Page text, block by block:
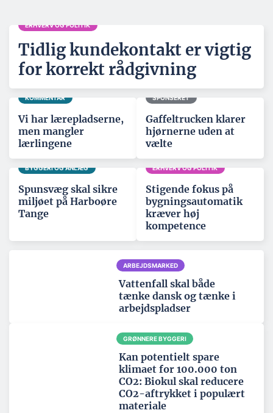
ERHVERV OG POLITIK
Tidlig kundekontakt er vigtig
for korrekt rådgivning
KOMMENTAR
Vi har lærepladserne,
men mangler
lærlingene
SPONSERET
Gaffeltrucken klarer
hjørnerne uden at
vælte
BYGGERI OG ANLÆG
Spunsvæg skal sikre
miljøet på Harboøre
Tange
ERHVERV OG POLITIK
Stigende fokus på
bygningsautomatik
kræver høj
kompetence
ARBEJDSMARKED
Vattenfall skal både
tænke dansk og tænke i
arbejdspladser
GRØNNERE BYGGERI
Kan potentielt spare
klimaet for 100.000 ton
CO2: Biokul skal reducere
CO2-aftrykket i populært
materiale